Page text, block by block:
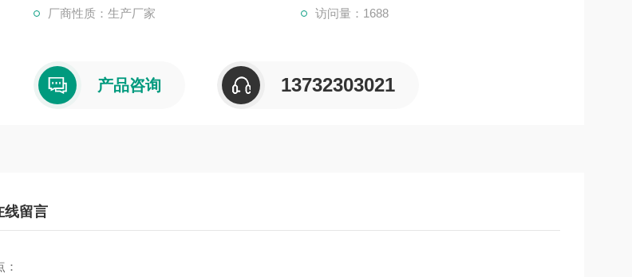
厂商性质：生产厂家 访问量：1688
产品咨询 13732303021
线留言
：